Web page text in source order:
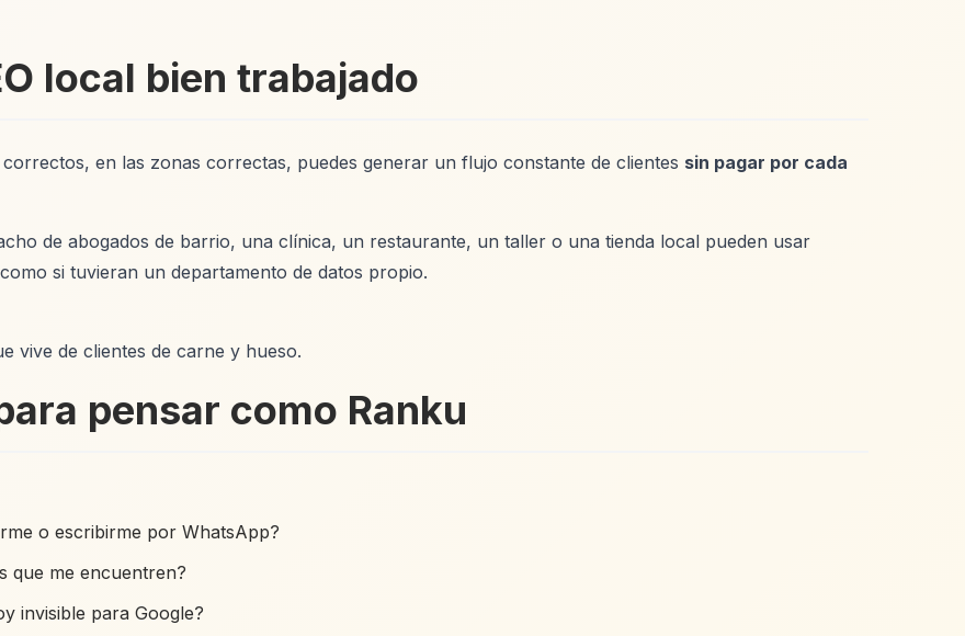
local bien trabajado
en las zonas correctas, puedes generar un flujo constante de clientes sin pagar por cada
de abogados de barrio, una clínica, un restaurante, un taller o una tienda local pueden usar
si tuvieran un departamento de datos propio.
vive de clientes de carne y hueso.
pensar como Ranku
o escribirme por WhatsApp?
que me encuentren?
invisible para Google?